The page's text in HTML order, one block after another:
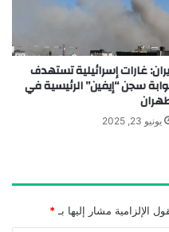
غارات إسرائيلية تستهدف
سجن “إيفين” الرئيسية في
يونيو 23, 2025
الإلزامية مشار إليها بـ *